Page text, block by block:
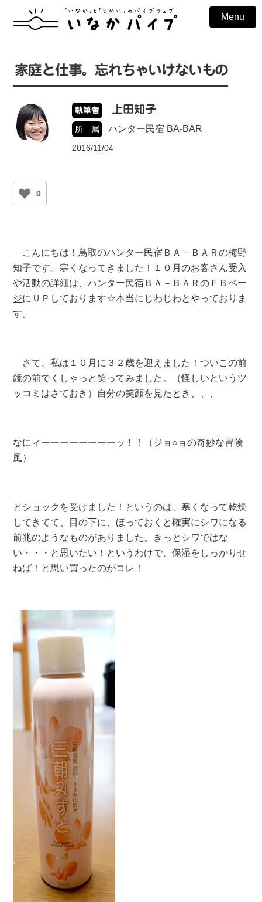
Menu
家庭と仕事。忘れちゃいけないもの
執筆者 上田知子
所 属 ハンター民宿 BA-BAR
2016/11/04
0
こんにちは！鳥取のハンター民宿ＢＡ－ＢＡＲの梅野
知子です。寒くなってきました！１０月のお客さん受入
や活動の詳細は、ハンター民宿ＢＡ－ＢＡＲの ＦＢペー
ジにＵＰしております☆本当にじわじわとやっておりま
す。
さて、私は１０月に３２歳を迎えました！ついこの前
鏡の前でくしゃっと笑ってみました。（怪しいというツ
ッコミはさておき）自分の笑顔を見たとき、、、
なにィーーーーーーーーッ！！（ジョ○ョの奇妙な冒険
風）
とショックを受けました！というのは、寒くなって乾燥
してきてて、目の下に、ほっておくと確実にシワになる
前兆のようなものがありました。きっとシワではな
い・・・と思いたい！というわけで、保湿をしっかりせ
ねば！と思い買ったのがコレ！